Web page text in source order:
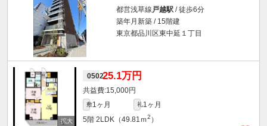
都営浅草線戸越駅 / 徒歩6分
築年月新築 / 15階建
東京都品川区東中延１丁目
050225.1万円
15,000円
敷1ヶ月 礼1ヶ月
5階 2LDK（49.81ｍ2 ）